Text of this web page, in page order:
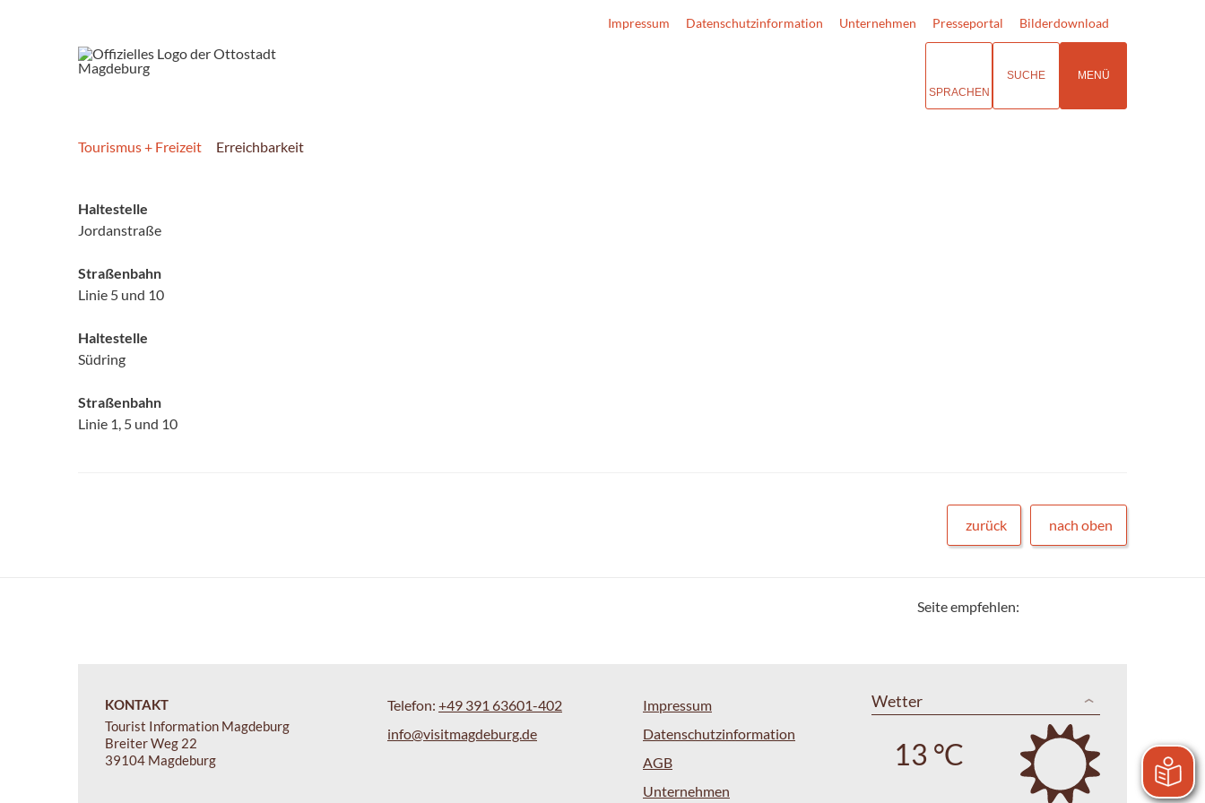
Impressum Datenschutzinformation Unternehmen Presseportal Bilderdownload
SPRACHEN
SUCHE MENÜ
Tourismus + Freizeit Erreichbarkeit
Haltestelle
Jordanstraße
Straßenbahn
Linie 5 und 10
Haltestelle
Südring
Straßenbahn
Linie 1, 5 und 10
zurück nach oben
Seite empfehlen:
KONTAKT
Tourist Information Magdeburg
Breiter Weg 22
39104 Magdeburg
Telefon: +49 391 63601-402
info@visitmagdeburg.de
Impressum
Datenschutzinformation
AGB
Unternehmen
Wetter
13 °C